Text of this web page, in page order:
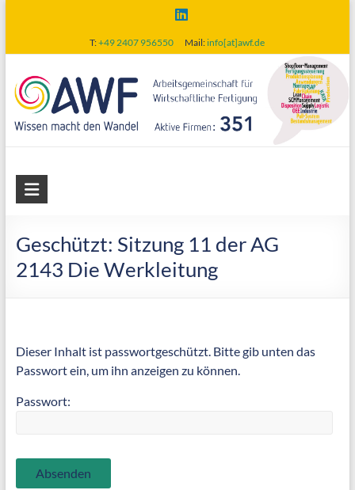
content
T:+49 2407 956550 Mail:info[at]awf.de
AWF
wirtschaftliche
Fertigung
Geschützt: Sitzung 11 der AG
2143 Die Werkleitung
Dieser Inhalt ist passwortgeschützt. Bitte gib unten das
Passwort ein, um ihn anzeigen zu können.
Passwort: